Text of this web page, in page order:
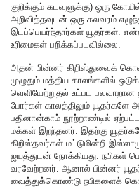
குறிக்கும் கடவுளுக்கு) ஒரு
அறிவித்தவுடன் ஒரு கலவரம்
இடப்பெயர்ந்தார்கள் யூதர்கள்.
உரிமைகள் பறிக்கப்படவில்லை.
அதன் பின்னர் கிறிஸ்துவைக்
முழுதும் மத்திய காலங்களில்
வெளியேற்றுதல் உட்பட
போர்கள் காலத்திலும் யூதர்களே
பதினான்காம் நூற்றாண்டில்
மக்கள் இறந்தனர். இதற்கு
கிறிஸ்தவர்கள் மட்டுமின்றி
ஐயத்துடன் நோக்கியது. நபிகள்
வரவேற்றனர். ஆனால் பின்னர்
வைத்துக்கொண்டு நபிகளைக்